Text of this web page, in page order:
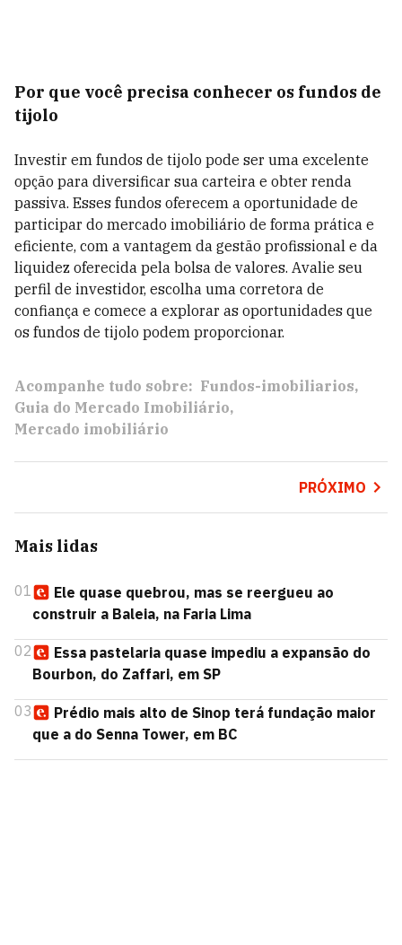
Por que você precisa conhecer os fundos de
tijolo
Investir em fundos de tijolo pode ser uma excelente
opção para diversificar sua carteira e obter renda
passiva. Esses fundos oferecem a oportunidade de
participar do mercado imobiliário de forma prática e
eficiente, com a vantagem da gestão profissional e da
liquidez oferecida pela bolsa de valores. Avalie seu
perfil de investidor, escolha uma corretora de
confiança e comece a explorar as oportunidades que
os fundos de tijolo podem proporcionar.
Acompanhe tudo sobre: Fundos-imobiliarios
Guia do Mercado Imobiliário
Mercado imobiliário
PRÓXIMO
Mais lidas
01
Ele quase quebrou, mas se reergueu ao
construir a Baleia, na Faria Lima
02
Essa pastelaria quase impediu a expansão do
Bourbon, do Zaffari, em SP
03
Prédio mais alto de Sinop terá fundação maior
que a do Senna Tower, em BC